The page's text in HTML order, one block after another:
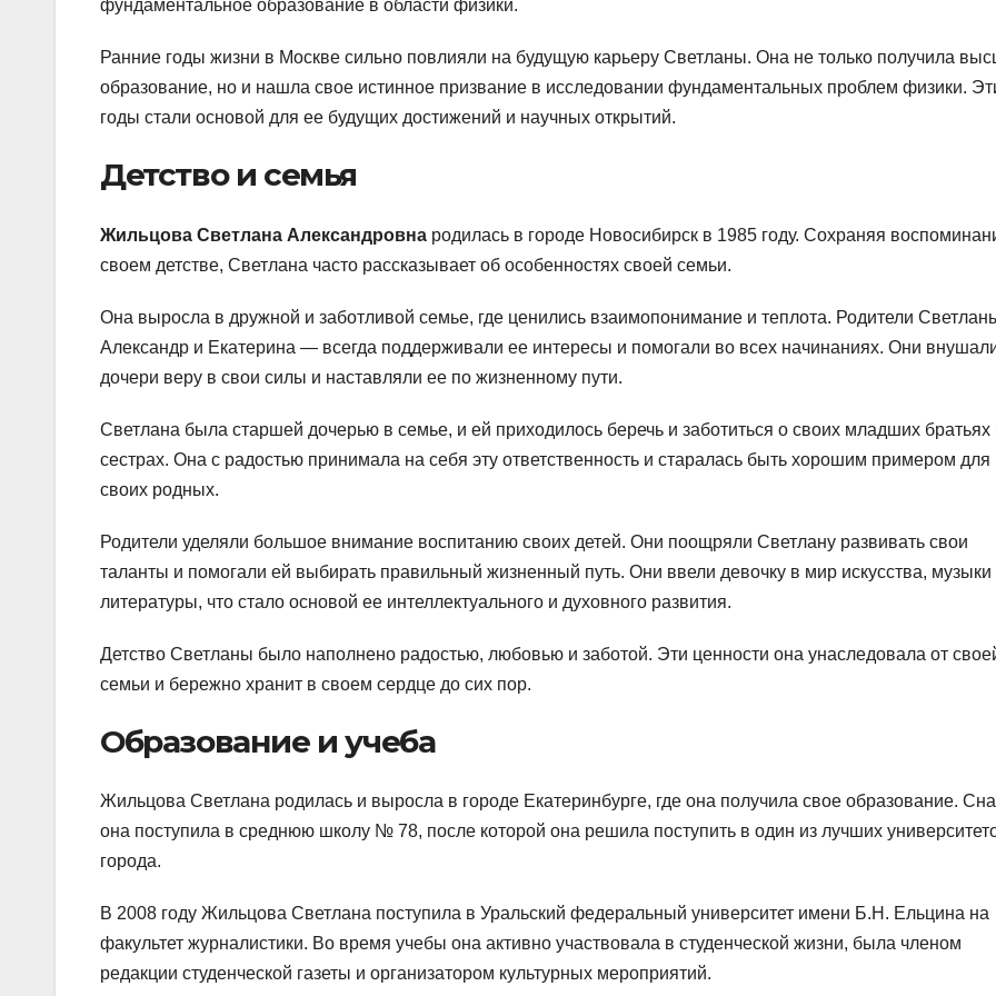
фундаментальное образование в области физики.
Ранние годы жизни в Москве сильно повлияли на будущую карьеру Светланы. Она не только получила
образование, но и нашла свое истинное призвание в исследовании фундаментальных проблем физики.
годы стали основой для ее будущих достижений и научных открытий.
Детство и семья
Жильцова Светлана Александровна родилась в городе Новосибирск в 1985 году. Сохраняя
своем детстве, Светлана часто рассказывает об особенностях своей семьи.
Она выросла в дружной и заботливой семье, где ценились взаимопонимание и теплота. Родители
Александр и Екатерина — всегда поддерживали ее интересы и помогали во всех начинаниях. Они
дочери веру в свои силы и наставляли ее по жизненному пути.
Светлана была старшей дочерью в семье, и ей приходилось беречь и заботиться о своих младших братьях
сестрах. Она с радостью принимала на себя эту ответственность и старалась быть хорошим примером для
своих родных.
Родители уделяли большое внимание воспитанию своих детей. Они поощряли Светлану развивать свои
таланты и помогали ей выбирать правильный жизненный путь. Они ввели девочку в мир искусства, музыки
литературы, что стало основой ее интеллектуального и духовного развития.
Детство Светланы было наполнено радостью, любовью и заботой. Эти ценности она унаследовала от
семьи и бережно хранит в своем сердце до сих пор.
Образование и учеба
Жильцова Светлана родилась и выросла в городе Екатеринбурге, где она получила свое образование.
она поступила в среднюю школу № 78, после которой она решила поступить в один из лучших
города.
В 2008 году Жильцова Светлана поступила в Уральский федеральный университет имени Б.Н. Ельцина на
факультет журналистики. Во время учебы она активно участвовала в студенческой жизни, была членом
редакции студенческой газеты и организатором культурных мероприятий.